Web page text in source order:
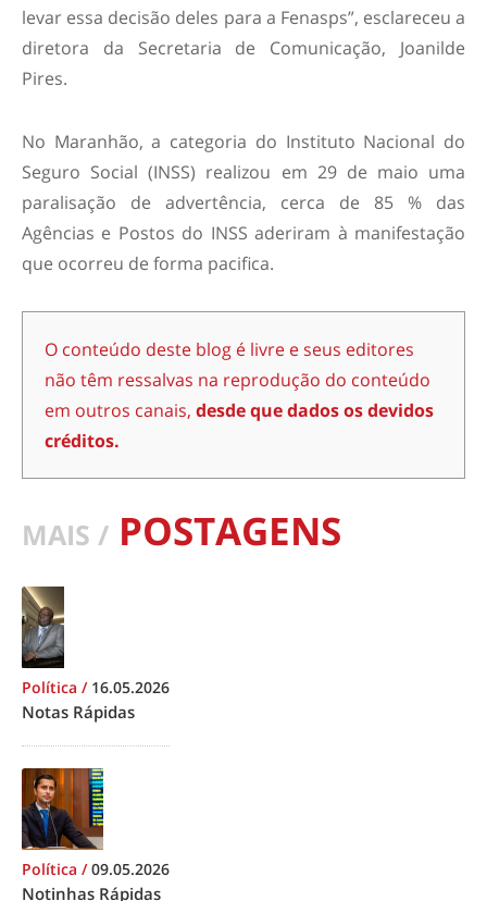
levar essa decisão deles para a Fenasps”, esclareceu a
diretora da Secretaria de Comunicação, Joanilde
Pires.
No Maranhão, a categoria do Instituto Nacional do
Seguro Social (INSS) realizou em 29 de maio uma
paralisação de advertência, cerca de 85 % das
Agências e Postos do INSS aderiram à manifestação
que ocorreu de forma pacifica.
O conteúdo deste blog é livre e seus editores
não têm ressalvas na reprodução do conteúdo
em outros canais, desde que dados os devidos
créditos.
MAIS / POSTAGENS
Política / 16.05.2026
Notas Rápidas
Política /09.05.2026
Notinhas Rápidas